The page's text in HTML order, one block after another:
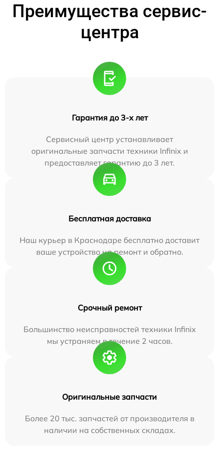
Преимущества сервис-
центра
Гарантия до 3-х лет
Сервисный центр устанавливает
оригинальные запчасти техники Infinix и
предоставляет гарантию до 3 лет.
Бесплатная доставка
Наш курьер в Краснодаре бесплатно доставит
ваше устройство на ремонт и обратно.
Срочный ремонт
Большинство неисправностей техники Infinix
мы устраняем в течение 2 часов.
Оригинальные запчасти
Более 20 тыс. запчастей от производителя в
наличии на собственных складах.